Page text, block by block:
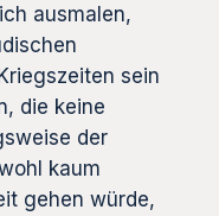
ausmalen,
sein
die keine
der
kaum
gehen würde,